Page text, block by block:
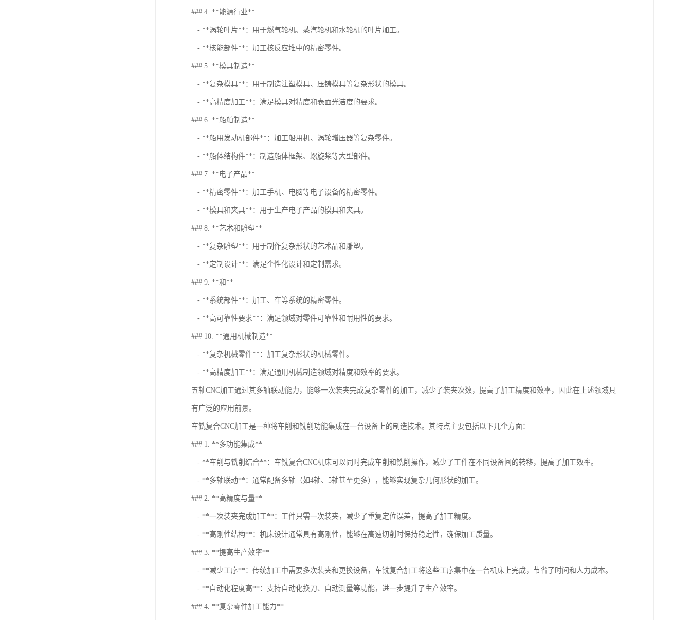
### 4. **能源行业**
- **涡轮叶片**：用于燃气轮机、蒸汽轮机和水轮机的叶片加工。
- **核能部件**：加工核反应堆中的精密零件。
### 5. **模具制造**
- **复杂模具**：用于制造注塑模具、压铸模具等复杂形状的模具。
- **高精度加工**：满足模具对精度和表面光洁度的要求。
### 6. **船舶制造**
- **船用发动机部件**：加工船用机、涡轮增压器等复杂零件。
- **船体结构件**：制造船体框架、螺旋桨等大型部件。
### 7. **电子产品**
- **精密零件**：加工手机、电脑等电子设备的精密零件。
- **模具和夹具**：用于生产电子产品的模具和夹具。
### 8. **艺术和雕塑**
- **复杂雕塑**：用于制作复杂形状的艺术品和雕塑。
- **定制设计**：满足个性化设计和定制需求。
### 9. **和**
- **系统部件**：加工、车等系统的精密零件。
- **高可靠性要求**：满足领域对零件可靠性和耐用性的要求。
### 10. **通用机械制造**
- **复杂机械零件**：加工复杂形状的机械零件。
- **高精度加工**：满足通用机械制造领域对精度和效率的要求。
五轴CNC加工通过其多轴联动能力，能够一次装夹完成复杂零件的加工，减少了装夹次数，提高了加工精度和效率，因此在上述领域具
有广泛的应用前景。
车铣复合CNC加工是一种将车削和铣削功能集成在一台设备上的制造技术。其特点主要包括以下几个方面：
### 1. **多功能集成**
- **车削与铣削结合**：车铣复合CNC机床可以同时完成车削和铣削操作，减少了工件在不同设备间的转移，提高了加工效率。
- **多轴联动**：通常配备多轴（如4轴、5轴甚至更多），能够实现复杂几何形状的加工。
### 2. **高精度与量**
- **一次装夹完成加工**：工件只需一次装夹，减少了重复定位误差，提高了加工精度。
- **高刚性结构**：机床设计通常具有高刚性，能够在高速切削时保持稳定性，确保加工质量。
### 3. **提高生产效率**
- **减少工序**：传统加工中需要多次装夹和更换设备，车铣复合加工将这些工序集中在一台机床上完成，节省了时间和人力成本。
- **自动化程度高**：支持自动化换刀、自动测量等功能，进一步提升了生产效率。
### 4. **复杂零件加工能力**